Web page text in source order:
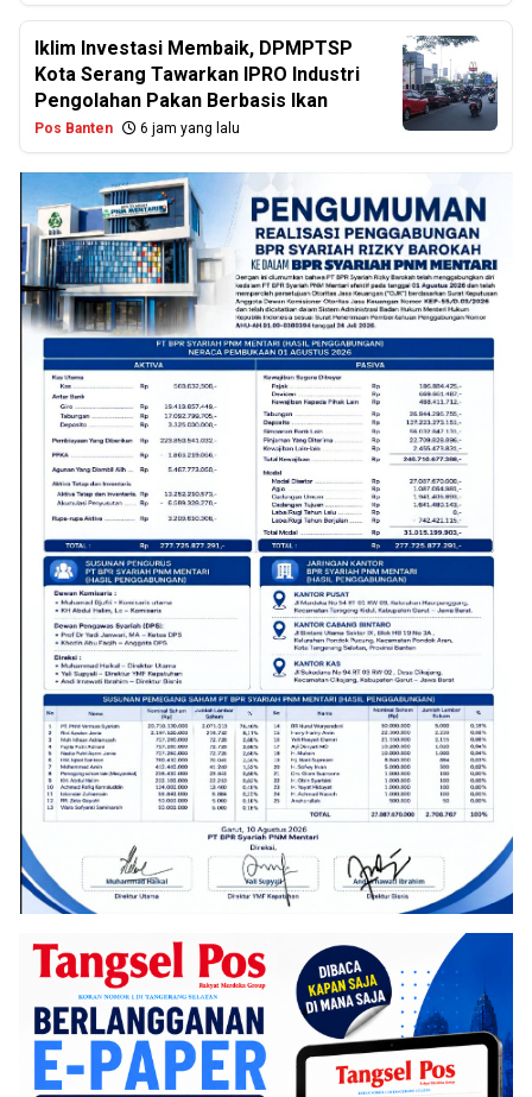
Iklim Investasi Membaik, DPMPTSP
Kota Serang Tawarkan IPRO Industri
Pengolahan Pakan Berbasis Ikan
Pos Banten 6 jam yang lalu